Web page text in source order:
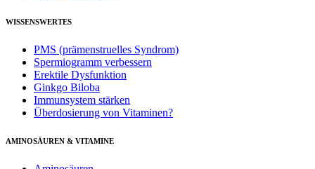
WISSENSWERTES
PMS (prämenstruelles Syndrom)
Spermiogramm verbessern
Erektile Dysfunktion
Ginkgo Biloba
Immunsystem stärken
Überdosierung von Vitaminen?
AMINOSÄUREN & VITAMINE